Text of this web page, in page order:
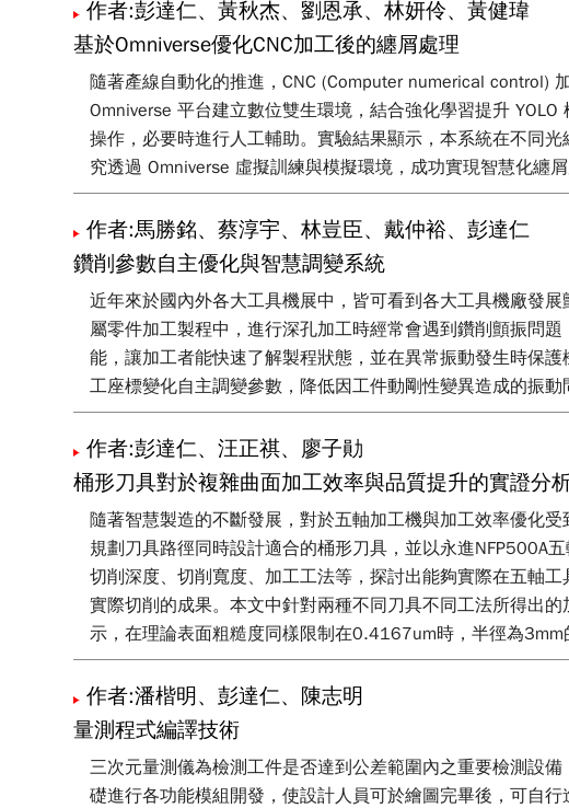
作者:彭達仁、黃秋杰、劉恩承、林妍伶、黃健瑋
基於Omniverse優化CNC加工後的纏屑處理
隨著產線自動化的推進，CNC (Computer numerical control)
Omniverse 平台建立數位雙生環境，結合強化學習提升
操作，必要時進行人工輔助。實驗結果顯示，本系統在不同
究透過 Omniverse 虛擬訓練與模擬環境，成功實現智慧化纏
作者:馬勝銘、蔡淳宇、林豈臣、戴仲裕、彭達仁
鑽削參數自主優化與智慧調變系統
近年來於國內外各大工具機展中，皆可看到各大工具機廠發
屬零件加工製程中，進行深孔加工時經常會遇到鑽削顫振問
能，讓加工者能快速了解製程狀態，並在異常振動發生時保
工座標變化自主調變參數，降低因工件動剛性變異造成的振
作者:彭達仁、汪正祺、廖子勛
桶形刀具對於複雜曲面加工效率與品質提升的實證分
隨著智慧製造的不斷發展，對於五軸加工機與加工效率優化
規劃刀具路徑同時設計適合的桶形刀具，並以永進NFP500A
切削深度、切削寬度、加工工法等，探討出能夠實際在五軸
實際切削的成果。本文中針對兩種不同刀具不同工法所得出
示，在理論表面粗糙度同樣限制在0.4167um時，半徑為
刀的可執行步距為球刀的七倍，且半徑為3mm的球刀在同樣
工效率提升了261%。
作者:潘楷明、彭達仁、陳志明
量測程式編譯技術
三次元量測儀為檢測工件是否達到公差範圍內之重要檢測設
礎進行各功能模組開發，使設計人員可於繪圖完畢後，可自